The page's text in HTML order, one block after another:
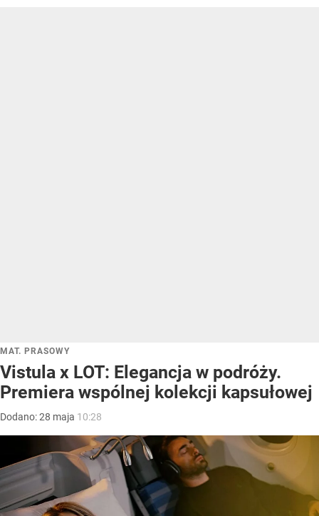
MAT. PRASOWY
Vistula x LOT: Elegancja w podróży.
Premiera wspólnej kolekcji kapsułowej
Dodano:28 maja 10:28